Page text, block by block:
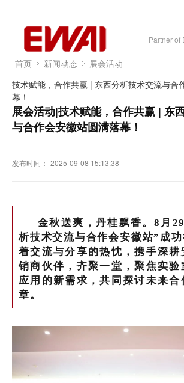
Partner of
首页 新闻动态
展会活动
技术赋能，合作共赢 | 东西分析技术交流与合
幕！
展会活动|技术赋能，合作共赢 | 东
与合作会安徽站圆满落幕！
发布时间： 2025-09-08 15:13:38
金秋送爽，丹桂飘香。8月
析技术交流与合作会安徽站”成
着交流与分享的热忱，携手深耕
销商伙伴，齐聚一堂，聚焦实验
应用的新需求，共同探讨未来合
章。